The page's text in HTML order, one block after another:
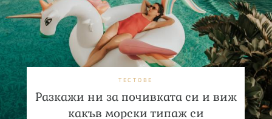
ТЕСТОВЕ
Разкажи ни за почивката си и виж
какъв морски типаж си